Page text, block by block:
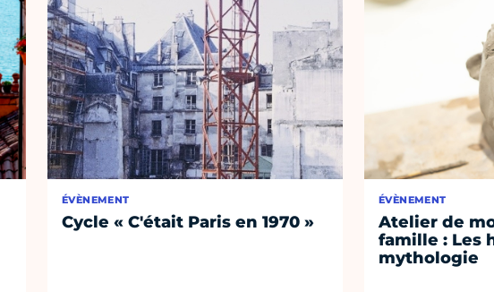
ÉVÈNEMENT
Cycle « C'était Paris en 1970 »
ÉVÈNEMENT
Atelier de
famille : Les
mythologie